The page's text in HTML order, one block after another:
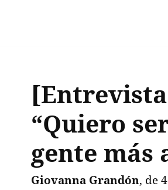
“Quiero
gente más
Giovanna Grandón, de